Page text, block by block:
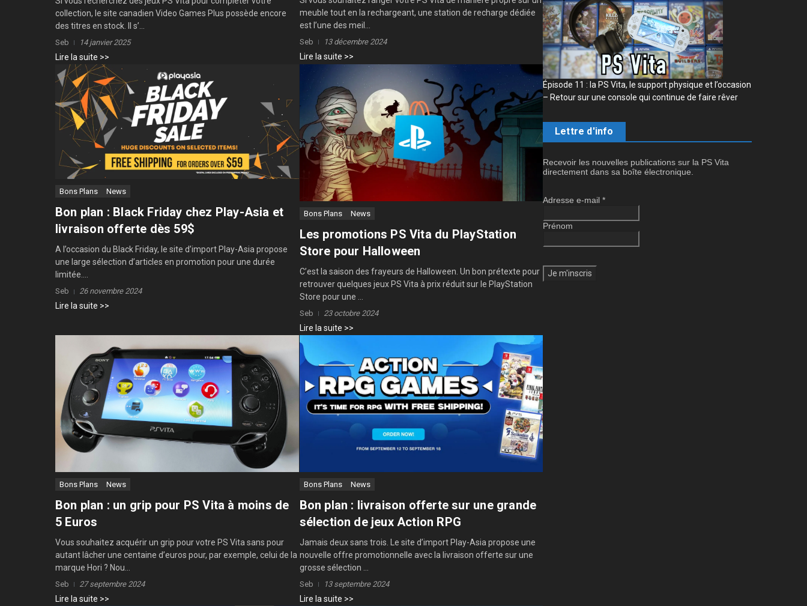
collection, le site canadien Video Games Plus possède encore
des titres en stock. Il s’...
Seb 14 janvier 2025
Lire la suite >>
meuble tout en la rechargeant, une station de recharge dédiée
est l’une des meil...
Seb 13 décembre 2024
Lire la suite >>
Bons Plans News
Bon plan : Black Friday chez Play-Asia et
livraison offerte dès 59$
A l’occasion du Black Friday, le site d’import Play-Asia propose
une large sélection d’articles en promotion pour une durée
limitée....
Seb 26 novembre 2024
Lire la suite >>
Bons Plans News
Les promotions PS Vita du PlayStation
Store pour Halloween
C’est la saison des frayeurs de Halloween. Un bon prétexte pour
retrouver quelques jeux PS Vita à prix réduit sur le PlayStation
Store pour une ...
Seb 23 octobre 2024
Lire la suite >>
Bons Plans News
Bon plan : un grip pour PS Vita à moins de
5 Euros
Vous souhaitez acquérir un grip pour votre PS Vita sans pour
autant lâcher une centaine d’euros pour, par exemple, celui de la
marque Hori ? Nou...
Seb 27 septembre 2024
Lire la suite >>
Bons Plans News
Bon plan : livraison offerte sur une grande
sélection de jeux Action RPG
Jamais deux sans trois. Le site d’import Play-Asia propose une
nouvelle offre promotionnelle avec la livraison offerte sur une
grosse sélection ...
Seb 13 septembre 2024
Lire la suite >>
Épisode 11 : la PS Vita, le support physique et l’occasion
– Retour sur une console qui continue de faire rêver
Lettre d'info
Recevoir les nouvelles publications sur la PS Vita
directement dans sa boîte électronique.
Adresse e-mail *
Prénom